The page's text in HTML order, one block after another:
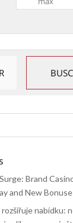
Brand
and New
nabídku: